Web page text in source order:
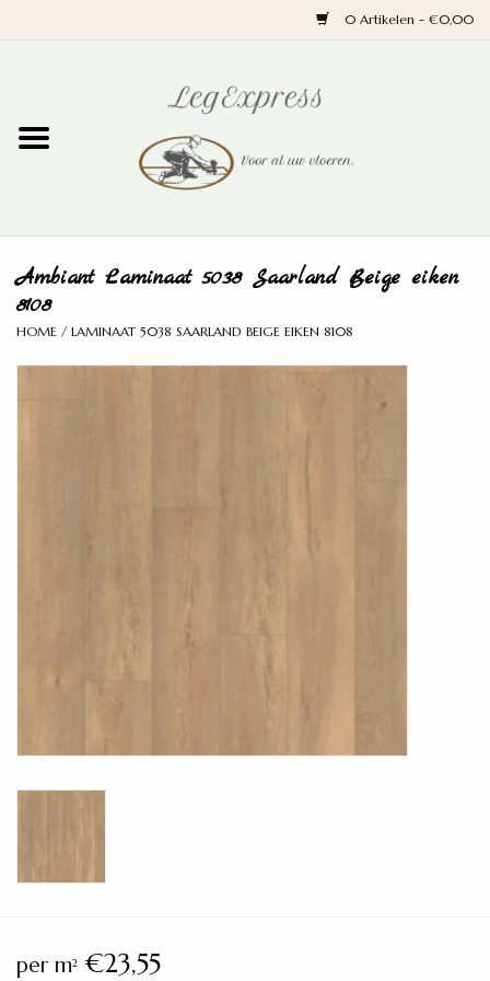
0 Artikelen - €0,00
Parket
Ambiant Laminaat 5038 Saarland Beige eiken
8108
HOME / LAMINAAT 5038 SAARLAND BEIGE EIKEN 8108
per m2 €23,55